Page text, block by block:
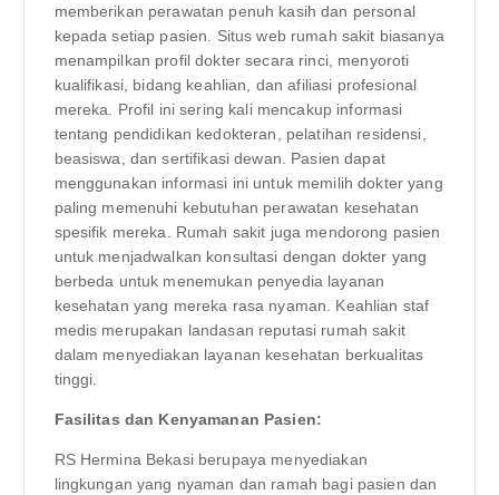
memberikan perawatan penuh kasih dan personal
kepada setiap pasien. Situs web rumah sakit biasanya
menampilkan profil dokter secara rinci, menyoroti
kualifikasi, bidang keahlian, dan afiliasi profesional
mereka. Profil ini sering kali mencakup informasi
tentang pendidikan kedokteran, pelatihan residensi,
beasiswa, dan sertifikasi dewan. Pasien dapat
menggunakan informasi ini untuk memilih dokter yang
paling memenuhi kebutuhan perawatan kesehatan
spesifik mereka. Rumah sakit juga mendorong pasien
untuk menjadwalkan konsultasi dengan dokter yang
berbeda untuk menemukan penyedia layanan
kesehatan yang mereka rasa nyaman. Keahlian staf
medis merupakan landasan reputasi rumah sakit
dalam menyediakan layanan kesehatan berkualitas
tinggi.
Fasilitas dan Kenyamanan Pasien:
RS Hermina Bekasi berupaya menyediakan
lingkungan yang nyaman dan ramah bagi pasien dan